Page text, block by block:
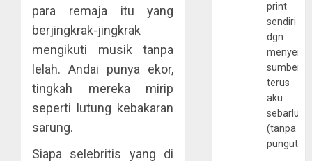
para remaja itu yang
berjingkrak-jingkrak
mengikuti musik tanpa
lelah. Andai punya ekor,
tingkah mereka mirip
seperti lutung kebakaran
sarung.
Siapa selebritis yang di
print
sendiri
dgn
sumber
terus
aku
(tanpa